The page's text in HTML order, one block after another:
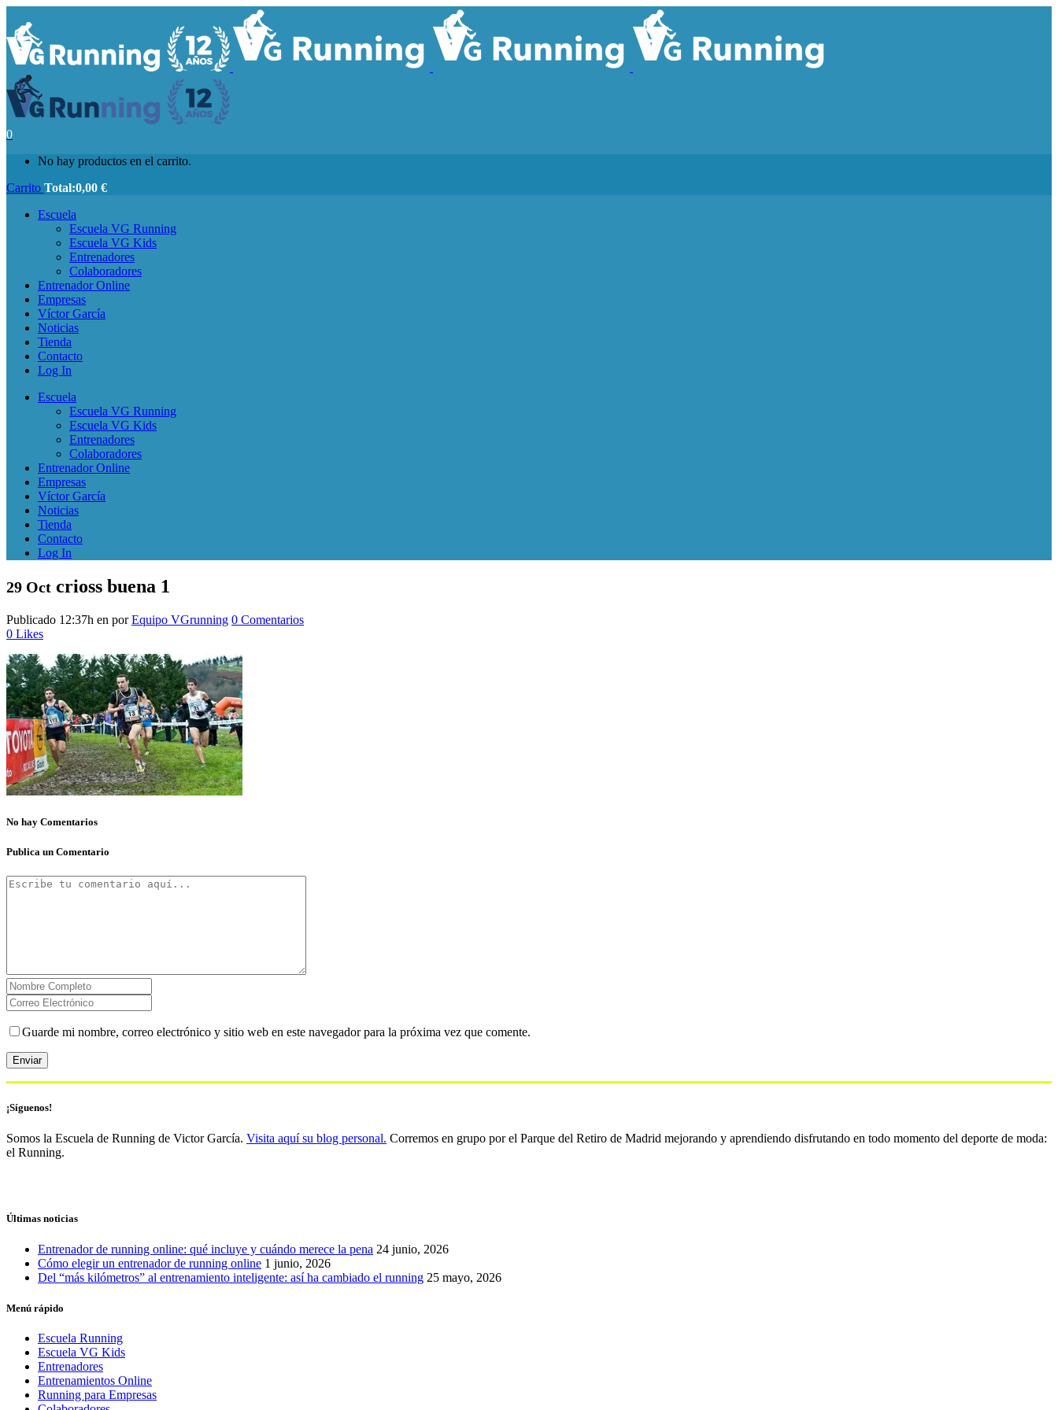
0
No hay productos en el carrito.
Carrito Total:0,00 €
Escuela
Escuela VG Running
Escuela VG Kids
Entrenadores
Colaboradores
Entrenador Online
Empresas
Víctor García
Noticias
Tienda
Contacto
Log In
Escuela
Escuela VG Running
Escuela VG Kids
Entrenadores
Colaboradores
Entrenador Online
Empresas
Víctor García
Noticias
Tienda
Contacto
Log In
29 Oct crioss buena 1
Publicado 12:37h en porEquipo VGrunning 0 Comentarios
0 Likes
No hay Comentarios
Publica un Comentario
Guarde mi nombre, correo electrónico y sitio web en este navegador para la próxima vez que comente.
¡Síguenos!
Somos la Escuela de Running de Victor García. Visita aquí su blog personal. Corremos en grupo por el Parque del Retiro de Madrid mejorando y aprendiendo disfrutando en todo momento del deporte de moda:
el Running.
Últimas noticias
Entrenador de running online: qué incluye y cuándo merece la pena 24 junio, 2026
Cómo elegir un entrenador de running online 1 junio, 2026
Del “más kilómetros” al entrenamiento inteligente: así ha cambiado el running 25 mayo, 2026
Menú rápido
Escuela Running
Escuela VG Kids
Entrenadores
Entrenamientos Online
Running para Empresas